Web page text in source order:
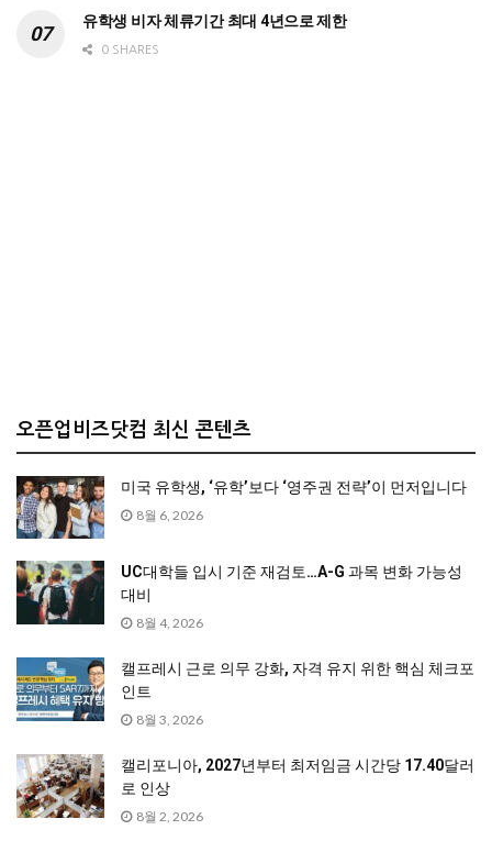
유학생 비자 체류기간 최대 4년으로 제한
0 SHARES
오픈업비즈닷컴 최신 콘텐츠
미국 유학생, ‘유학’보다 ‘영주권 전략’이 먼저입니다
8월 6, 2026
UC대학들 입시 기준 재검토…A-G 과목 변화 가능성
대비
8월 4, 2026
캘프레시 근로 의무 강화, 자격 유지 위한 핵심 체크포
인트
8월 3, 2026
캘리포니아, 2027년부터 최저임금 시간당 17.40달러
로 인상
8월 2, 2026